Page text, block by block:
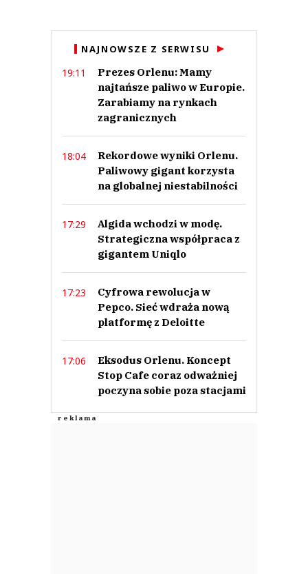
NAJNOWSZE Z SERWISU
19:11
Prezes Orlenu: Mamy
najtańsze paliwo w Europie.
Zarabiamy na rynkach
zagranicznych
18:04
Rekordowe wyniki Orlenu.
Paliwowy gigant korzysta
na globalnej niestabilności
17:29
Algida wchodzi w modę.
Strategiczna współpraca z
gigantem Uniqlo
17:23
Cyfrowa rewolucja w
Pepco. Sieć wdraża nową
platformę z Deloitte
17:06
Eksodus Orlenu. Koncept
Stop Cafe coraz odważniej
poczyna sobie poza stacjami